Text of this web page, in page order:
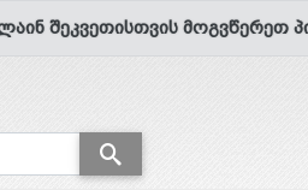
შეკვეთისთვის მოგვწერეთ